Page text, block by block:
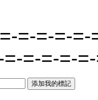
=-=-=-
=-=-=-